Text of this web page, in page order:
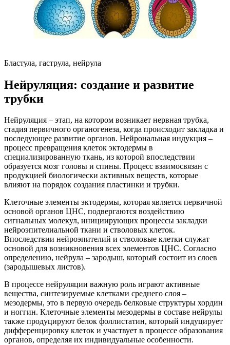
Бластула, гаструла, нейрула
Нейруляция: создание и развитие
трубки
Нейруляция – этап, на котором возникает нервная трубка,
стадия первичного органогенеза, когда происходит закладка и
последующее развитие органов. Нейрональная индукция –
процесс превращения клеток эктодермы в
специализированную ткань, из которой впоследствии
образуется мозг головы и спины. Процесс взаимосвязан с
продукцией биологически активных веществ, которые
влияют на порядок создания пластинки и трубки.
Клеточные элементы эктодермы, которая является первичной
основой органов ЦНС, подвергаются воздействию
сигнальных молекул, инициирующих процессы закладки
нейроэпителиальной ткани и стволовых клеток.
Впоследствии нейроэпителий и стволовые клетки служат
основой для возникновения всех элементов ЦНС. Согласно
определению, нейрула – зародыш, который состоит из слоев
(зародышевых листов).
В процессе нейруляции важную роль играют активные
вещества, синтезируемые клетками среднего слоя –
мезодермы, это в первую очередь белковые структуры хордин
и ноггин. Клеточные элементы мезодермы в составе нейрулы
также продуцируют белок фоллистатин, который индуцирует
дифференцировку клеток и участвует в процессе образования
органов, определяя их индивидуальные особенности.